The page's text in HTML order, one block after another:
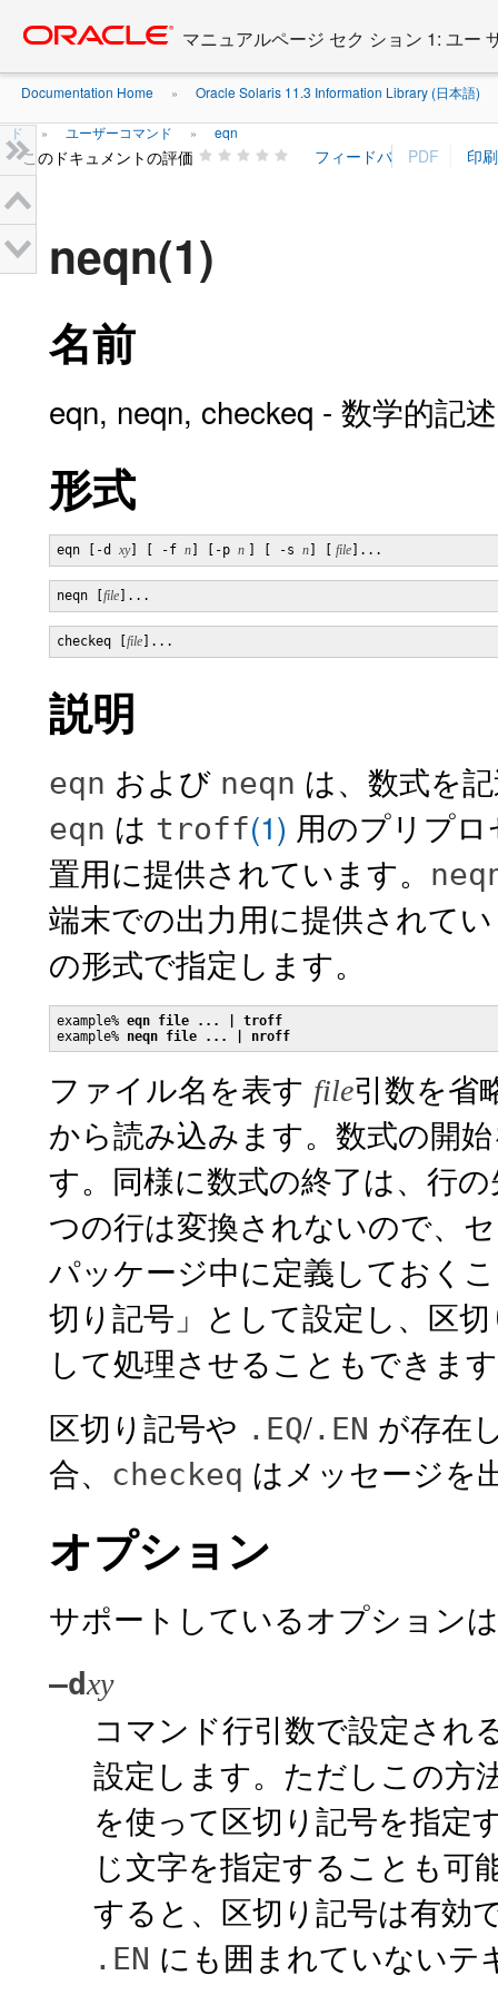
content
マニュアルページ セク ション 1: ユー
Documentation Home » Oracle Solaris 11.3 Information Library (日本語)
ド » ユーザーコマンド » eqn
このドキュメントの評価
neqn(1)
名前
eqn, neqn, checkeq - 数学的記
形式
eqn [-d xy] [ -f n ] [-p n ] [ -s n file ]...
neqn [ file ]...
checkeq [ file ]...
説明
eqn および neqn は、数式を
eqn は troff(1) 用のプリプ
置用に提供されています。
端末での出力用に提供されて
の形式で指定します。
example% eqn file ... | troff
example% neqn file ... | nroff
ファイル名を表す file引数を省
から読み込みます。数式の開
す。同様に数式の終了は、行
つの行は変換されないので、
パッケージ中に定義しておく
切り記号」として設定し、区
して処理させることもできま
区切り記号や .EQ/.EN が存在
合、
checkeq はメッセージを
オプション
サポートしているオプション
–dxy
コマンド行引数で設定され
設定します。ただしこの方
を使って区切り記号を指定
じ文字を指定することも
すると、区切り記号は有効
.EN にも囲まれていないテ